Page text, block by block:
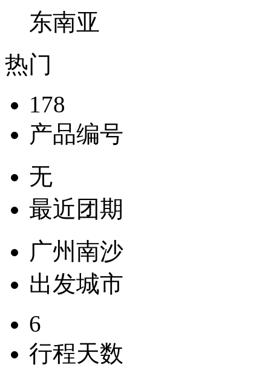
东南亚
热门
178
产品编号
无
最近团期
广州南沙
出发城市
6
行程天数